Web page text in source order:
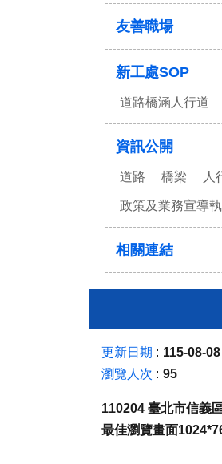
友善職場
新工處SOP
道路橋涵人行道
資訊公開
道路 橋梁 人
政策及業務宣導
相關連結
更新日期
115-08-08
瀏覽人次
95
110204 臺北市信義
最佳瀏覽畫面